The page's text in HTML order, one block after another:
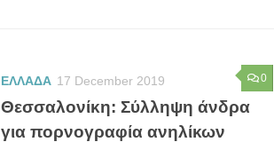
0
ΕΛΛΑΔΑ 17 December 2019
Θεσσαλονίκη: Σύλληψη άνδρα
για πορνογραφία ανηλίκων